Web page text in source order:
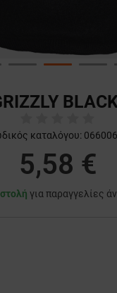
καταλόγου:
5,58 €
για παραγγελίες